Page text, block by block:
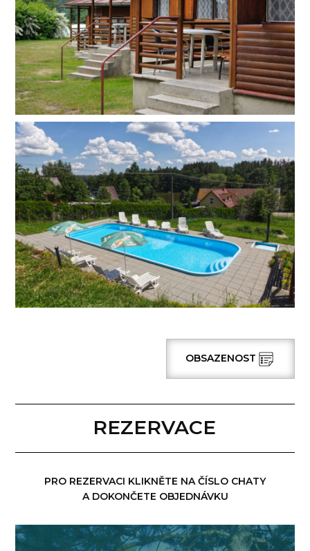
OBSAZENOST
REZERVACE
PRO REZERVACI KLIKNĚTE NA ČÍSLO CHATY
A DOKONČETE OBJEDNÁVKU